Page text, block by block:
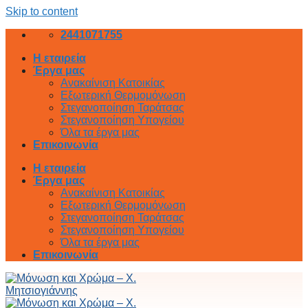
Skip to content
2441071755
Η εταιρεία
Έργα μας
Ανακαίνιση Κατοικίας
Εξωτερική Θερμομόνωση
Στεγανοποίηση Ταράτσας
Στεγανοποίηση Υπογείου
Όλα τα έργα μας
Επικοινωνία
Η εταιρεία
Έργα μας
Ανακαίνιση Κατοικίας
Εξωτερική Θερμομόνωση
Στεγανοποίηση Ταράτσας
Στεγανοποίηση Υπογείου
Όλα τα έργα μας
Επικοινωνία